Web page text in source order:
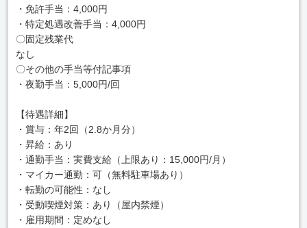
・免許手当：4,000円
・特定処遇改善手当：4,000円
〇固定残業代
なし
〇その他の手当等付記事項
・夜勤手当：5,000円/回
【待遇詳細】
・賞与：年2回（2.8か月分）
・昇給：あり
・通勤手当：実費支給（上限あり：15,000円/月）
・マイカー通勤：可（無料駐車場あり）
・転勤の可能性：なし
・受動喫煙対策：あり（屋内禁煙）
・雇用期間：定めなし